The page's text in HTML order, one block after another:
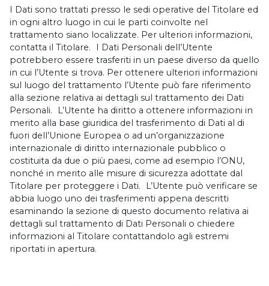
I Dati sono trattati presso le sedi operative del Titolare ed
in ogni altro luogo in cui le parti coinvolte nel
trattamento siano localizzate. Per ulteriori informazioni,
contatta il Titolare. I Dati Personali dell’Utente
potrebbero essere trasferiti in un paese diverso da quello
in cui l’Utente si trova. Per ottenere ulteriori informazioni
sul luogo del trattamento l’Utente può fare riferimento
alla sezione relativa ai dettagli sul trattamento dei Dati
Personali. L’Utente ha diritto a ottenere informazioni in
merito alla base giuridica del trasferimento di Dati al di
fuori dell’Unione Europea o ad un’organizzazione
internazionale di diritto internazionale pubblico o
costituita da due o più paesi, come ad esempio l’ONU,
nonché in merito alle misure di sicurezza adottate dal
Titolare per proteggere i Dati. L’Utente può verificare se
abbia luogo uno dei trasferimenti appena descritti
esaminando la sezione di questo documento relativa ai
dettagli sul trattamento di Dati Personali o chiedere
informazioni al Titolare contattandolo agli estremi
riportati in apertura.